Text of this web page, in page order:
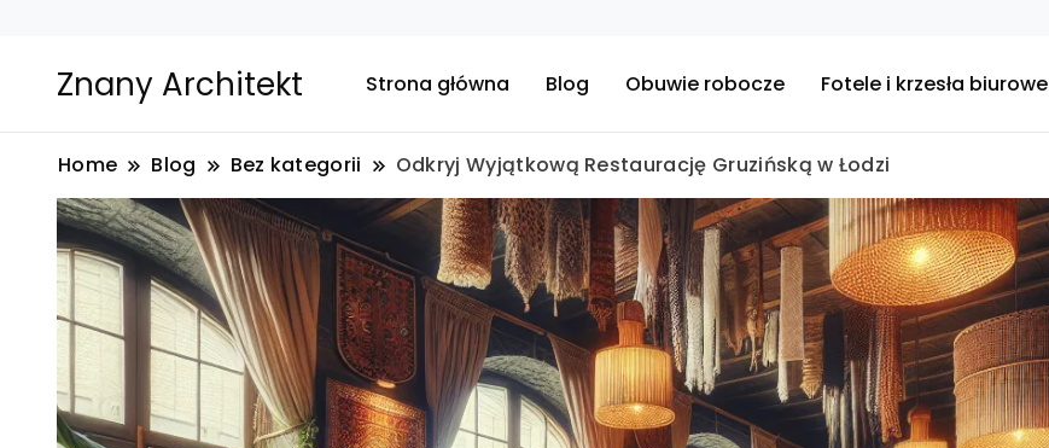
Znany Architekt Strona główna Blog Obuwie robocze Fotele i krzesła biurowe
Home Blog Bez kategorii Odkryj Wyjątkową Restaurację Gruzińską w Łodzi